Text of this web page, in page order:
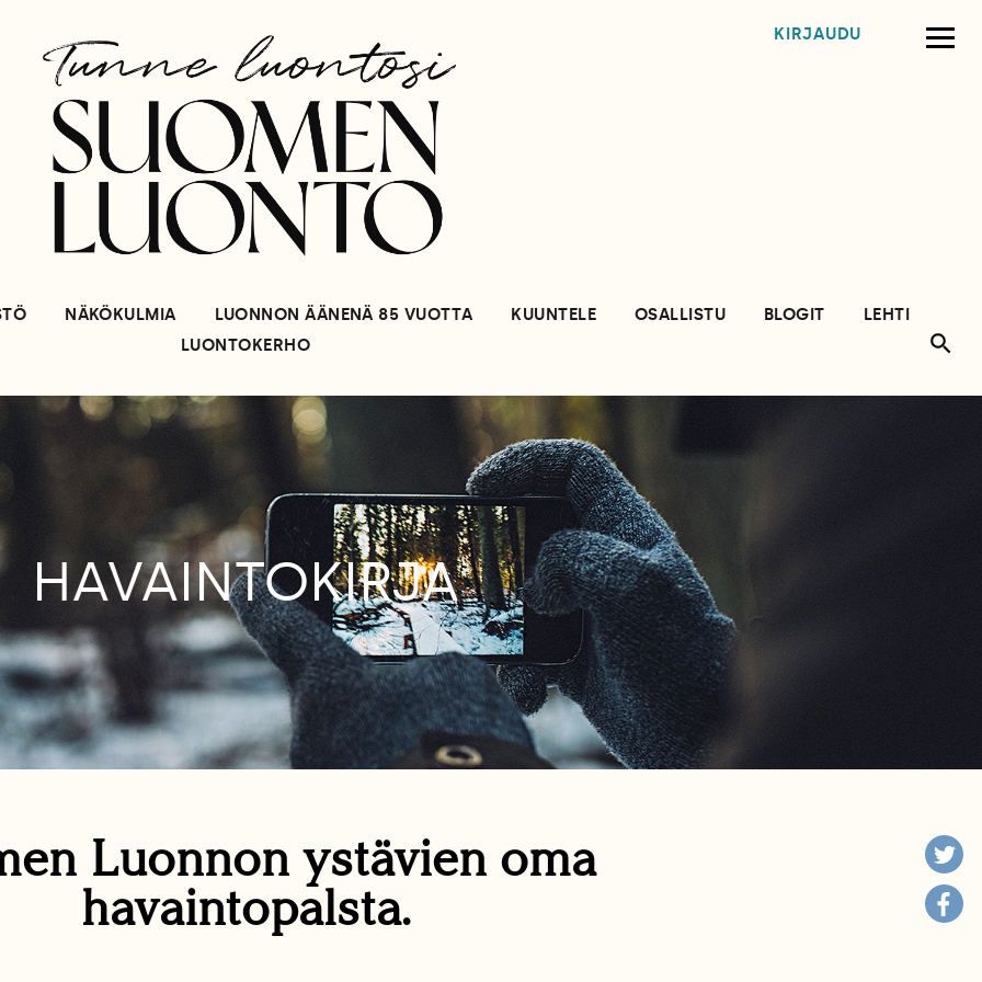
KIRJAUDU
NÄKÖKULMIA LUONNON ÄÄNENÄ 85 VUOTTA KUUNTELE OSALLISTU BLOGIT
LEHTI
LUONTOKERHO
HAVAINTOKIRJA
Luonnon ystävien oma
havaintopalsta.